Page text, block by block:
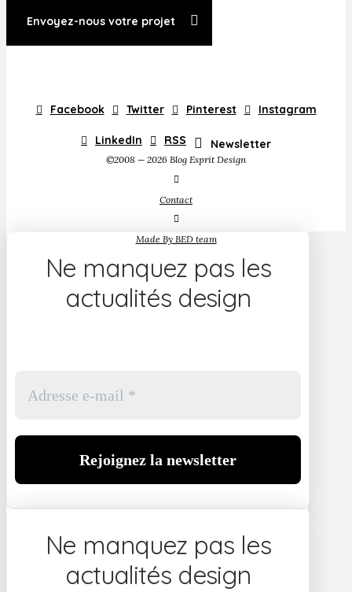
Envoyez-nous votre projet
Facebook Twitter Pinterest Instagram
LinkedIn RSS Newsletter
©2008 — 2026 Blog Esprit Design
Contact
Made By BED team
Ne manquez pas les
actualités design
Ne manquez pas les
actualités design